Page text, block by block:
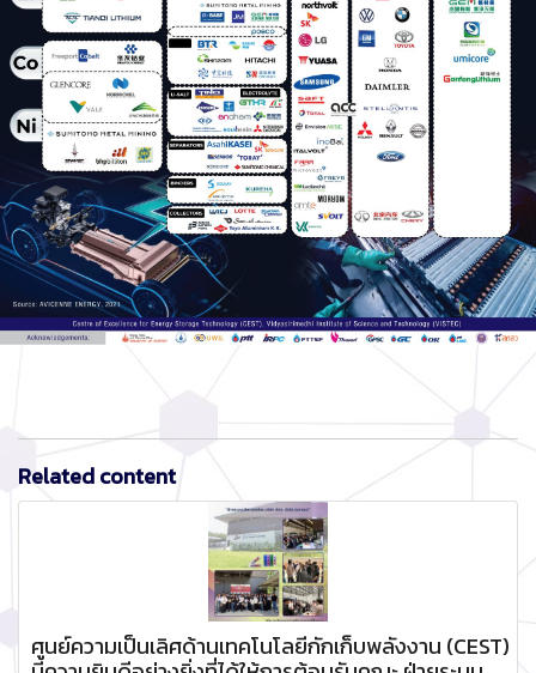
Related content
ศูนย์ความเป็นเลิศด้านเทคโนโลยีกักเก็บพลังงาน (CEST)